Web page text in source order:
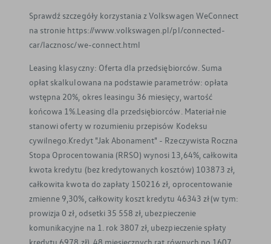
Sprawdź szczegóły korzystania z Volkswagen WeConnect
na stronie https://www.volkswagen.pl/pl/connected-
car/lacznosc/we-connect.html
Leasing klasyczny: Oferta dla przedsiębiorców. Suma
opłat skalkulowana na podstawie parametrów: opłata
wstępna 20%, okres leasingu 36 miesięcy, wartość
końcowa 1%.Leasing dla przedsiębiorców. Materiał nie
stanowi oferty w rozumieniu przepisów Kodeksu
cywilnego.Kredyt "Jak Abonament" - Rzeczywista Roczna
Stopa Oprocentowania (RRSO) wynosi 13,64%, całkowita
kwota kredytu (bez kredytowanych kosztów) 103873 zł,
całkowita kwota do zapłaty 150216 zł, oprocentowanie
zmienne 9,30%, całkowity koszt kredytu 46343 zł (w tym:
prowizja 0 zł, odsetki 35 558 zł, ubezpieczenie
komunikacyjne na 1. rok 3807 zł, ubezpieczenie spłaty